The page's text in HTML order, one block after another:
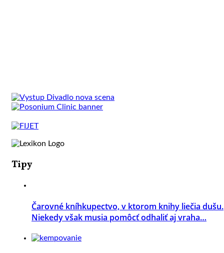
Tipy
Čarovné kníhkupectvo, v ktorom knihy liečia dušu.
Niekedy však musia pomôcť odhaliť aj vraha…